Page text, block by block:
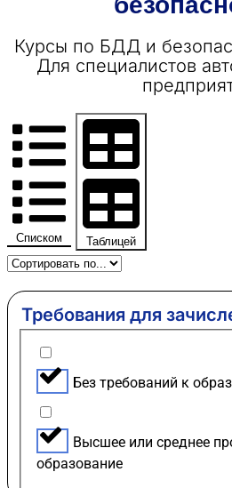
Курсы по БДД и
Для специалистов
Списком Таблицей
Требования для
Без требований к
Высшее или среднее
образование